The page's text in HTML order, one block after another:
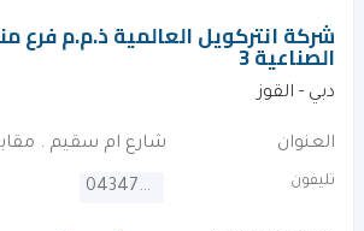
شركة انتركويل العالمية ذ.م.م فرع
الصناعية 3
دبي - القوز
العنوان شارع ام سقيم .
تليفون 043475505